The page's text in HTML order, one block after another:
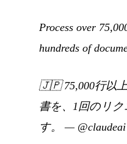
Process over
hundreds of
🇯🇵75,000行以
書を、1回のリ
す。
—